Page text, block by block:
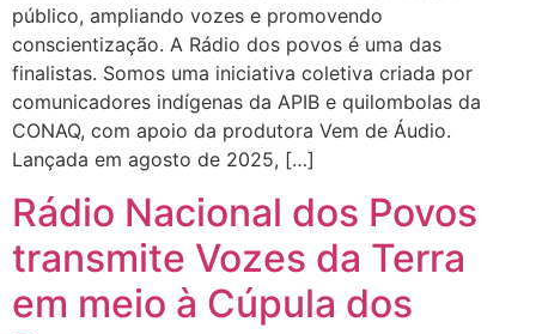
público, ampliando vozes e promovendo
conscientização. A Rádio dos povos é uma das
finalistas. Somos uma iniciativa coletiva criada por
comunicadores indígenas da APIB e quilombolas da
CONAQ, com apoio da produtora Vem de Áudio.
Lançada em agosto de 2025, […]
Rádio Nacional dos Povos
transmite Vozes da Terra
em meio à Cúpula dos